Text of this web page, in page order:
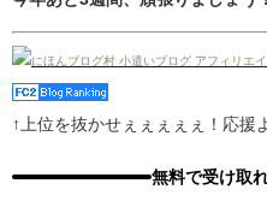
↑上位を抜かせぇぇぇぇぇ！応援
無料で受け取